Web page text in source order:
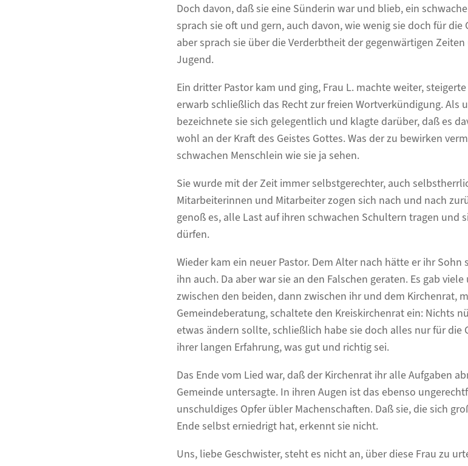
Doch davon, daß sie eine Sünderin war und blieb, ein
sprach sie oft und gern, auch davon, wie wenig sie doch für
aber sprach sie über die Verderbtheit der gegenwärtigen
Jugend.
Ein dritter Pastor kam und ging, Frau L. machte weiter,
erwarb schließlich das Recht zur freien Wortverkündigung. Als
bezeichnete sie sich gelegentlich und klagte darüber, daß es
wohl an der Kraft des Geistes Gottes. Was der zu bewirken
schwachen Menschlein wie sie ja sehen.
Sie wurde mit der Zeit immer selbstgerechter, auch
Mitarbeiterinnen und Mitarbeiter zogen sich nach und nach
genoß es, alle Last auf ihren schwachen Schultern tragen und
dürfen.
Wieder kam ein neuer Pastor. Dem Alter nach hätte er ihr
ihn auch. Da aber war sie an den Falschen geraten. Es gab
zwischen den beiden, dann zwischen ihr und dem Kirchenrat,
Gemeindeberatung, schaltete den Kreiskirchenrat ein: Nichts
etwas ändern sollte, schließlich habe sie doch alles nur für die
ihrer langen Erfahrung, was gut und richtig sei.
Das Ende vom Lied war, daß der Kirchenrat ihr alle Aufgaben
Gemeinde untersagte. In ihren Augen ist das ebenso
unschuldiges Opfer übler Machenschaften. Daß sie, die sich
Ende selbst erniedrigt hat, erkennt sie nicht.
Uns, liebe Geschwister, steht es nicht an, über diese Frau zu